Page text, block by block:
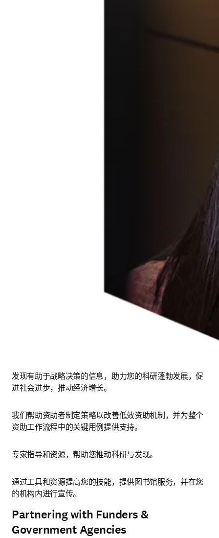
发现有助于战略决策的信息，助力您的科研蓬勃发展，促
进社会进步，推动经济增长。
我们帮助资助者制定策略以改善低效资助机制，并为整个
资助工作流程中的关键用例提供支持。
专家指导和资源，帮助您推动科研与发现。
通过工具和资源提高您的技能，提供图书馆服务，并在您
的机构内进行宣传。
Partnering with Funders &
Government Agencies